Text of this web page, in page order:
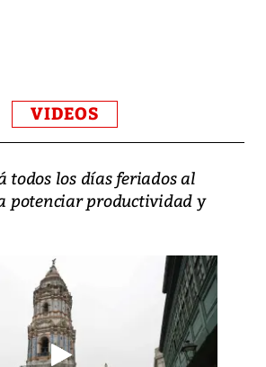
VIDEOS
todos los días feriados al
potenciar productividad y